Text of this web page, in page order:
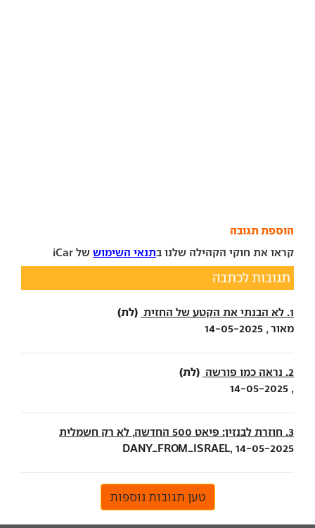
הוספת תגובה
קראו את חוקי הקהילה שלנו בתנאי השימוש של iCar
תגובות לכתבה
1. לא הבנתי את הקטע של החזית (לת)
מאור , 14-05-2025
2. נראה כמו פורשה (לת)
, 14-05-2025
3. חוזרת לבנזין: פיאט 500 החדשה, לא רק חשמלית
DANY_FROM_ISRAEL, 14-05-2025
טען תגובות נוספות